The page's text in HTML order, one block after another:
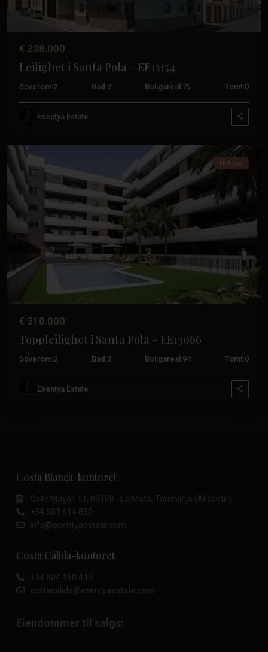
€ 238.000
Leilighet i Santa Pola – EE13154
Soverom:2 Bad:2 Boligareal:75 Tomt:0
Esentya Estate
Santa
Tidligere
Nybygg
€ 310.000
Toppleilighet i Santa Pola – EE13066
Soverom:2 Bad:2 Boligareal:94 Tomt:0
Esentya Estate
Costa Blanca-kontoret
Calle Mayor, 11, 03188 - La Mata, Torrevieja (Alicante)
+34 601 614 830
info@esentyaestate.com
Costa Cálida-kontoret
+34 604 480 443
costacalida@esentyaestate.com
Eiendommer til salgs: